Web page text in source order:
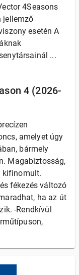
4Seasons
jellemző
esetén A
...
4 (2026-
amelyet úgy
bármely
Magabiztosság,
kifinomult.
fékezés változó
ha az út
-Rendkívül